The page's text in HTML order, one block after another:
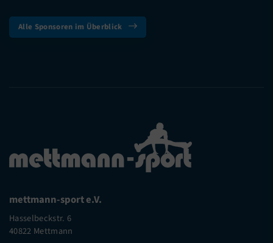
Alle Sponsoren im Überblick
mettmann-sport e.V.
Hasselbeckstr. 6
40822 Mettmann